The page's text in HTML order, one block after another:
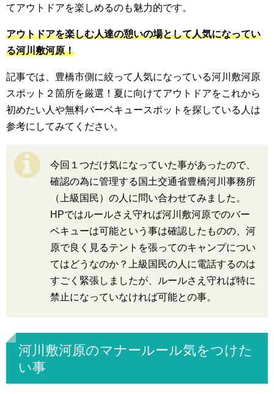
てアウトドアを楽しめるのも魅力的です。
アウトドアを楽しむ人達の憩いの場として人気になってい
る河川敷河原！
記事では、豊橋市側に絞って人気になっている河川敷河原
スポット２箇所を厳選！夏に向けてアウトドアをこれから
初めたい人や無料バーベキュースポットを探している人は
参考にしてみてください。
今回１つだけ気になっていた事があったので、
確認の為に管理する国土交通省豊橋河川事務所
（上級国民）の人に問い合わせてみました。
HPではルールさえ守れば河川敷河原でのバー
ベキューは可能という事は確認したものの、河
原で良く見るテントを張ってのキャンプについ
てはどうなのか？上級国民の人に電話するのは
すごく緊張しましたが、ルールさえ守れば特に
禁止になっていなければ可能との事。
河川敷河原のマナールール気をつけた
い事